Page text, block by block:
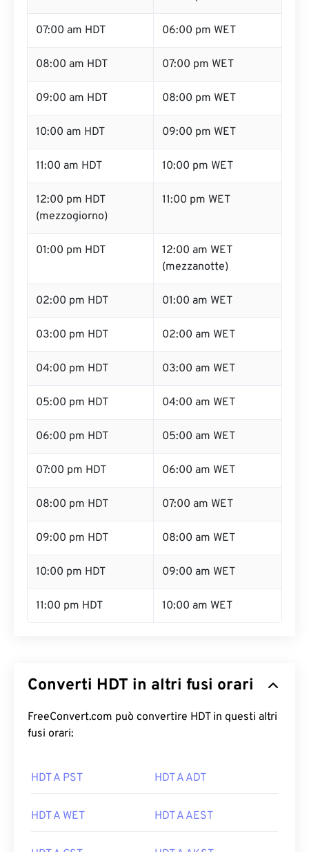
07:00 am HDT 06:00 pm WET
08:00 am HDT 07:00 pm WET
09:00 am HDT 08:00 pm WET
10:00 am HDT 09:00 pm WET
11:00 am HDT 10:00 pm WET
12:00 pm HDT
(mezzogiorno)
11:00 pm WET
01:00 pm HDT
12:00 am WET
(mezzanotte)
02:00 pm HDT 01:00 am WET
03:00 pm HDT 02:00 am WET
04:00 pm HDT 03:00 am WET
05:00 pm HDT 04:00 am WET
06:00 pm HDT 05:00 am WET
07:00 pm HDT 06:00 am WET
08:00 pm HDT 07:00 am WET
09:00 pm HDT 08:00 am WET
10:00 pm HDT 09:00 am WET
11:00 pm HDT 10:00 am WET
Converti HDT in altri fusi orari
FreeConvert.com può convertire HDT in questi altri
fusi orari:
HDT A PST HDT A ADT
HDT A WET HDT A AEST